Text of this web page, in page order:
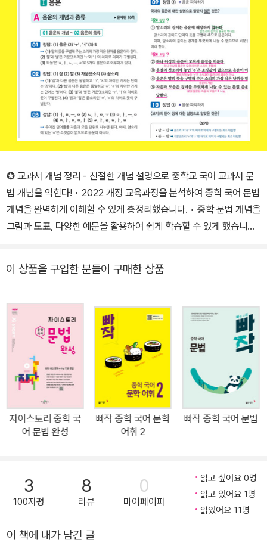
✪ 교과서 개념 정리 - 친절한 개념 설명으로 중학교 국어 교과서 문
법 개념을 익힌다! • 2022 개정 교육과정을 분석하여 중학 국어 문법
개념을 완벽하게 이해할 수 있게 총정리했습니다. • 중학 문법 개념을
그림과 도표, 다양한 예문을 활용하여 쉽게 학습할 수 있게 했습니다.
념 확인 문제를 수록했습니다. • ○X문제, 빈칸 채우기, 선 긋기 문제,
는지 확인할 수 있습니다. • 많은 문제로 문법 개념을 빠르게 익힐 수
있습니다. ✪ 내신 대비 실전 문제 - 학습한 문법 개념을 학교 시험 대
비 문제로 연습한다 • 학습한 개념들을 다양한 문제에 적용하고 응용
하는 능력을 키울 수 있도록 검정고시, 학업성취도 평가 기출문제와
내신 기출 변형 문제를 수록했습니다. • 서술형 문제: 구체적 사례에
적용된 문법 개념을 파악하는 서술형 문제를 통해 학교 시험에 완벽
히 대비할 수 있습니다. ✪ 대단원 종합 문제 - 단원별 종합 문제로 중
간·기말고사 시험을 완벽히 대비한다! • 자주 출제되는 내신 변형 문
시험에서 어떤 유형의 문제가 출제되더라도 당황하지 않고 풀 수 있
는 능력을 길러 줍니다. [대단원 마무리] • 빈칸을 채우면서 단원에서
배운 내용을 다시 정리할 수 있습니다. • 십자말풀이를 풀면서 주요
단원별로 한 번 더 복습한다! • 개념 확인 문제와 유사한 유형으로 문
이 상품을 구입한 분들이 구매한 상품
자이스토리 중학 국
어 문법 완성
빠작 중학 국어 문학
어휘 2
빠작 중학 국어 문법
3
100자평
8
리뷰
0
마이페이퍼
읽고 싶어요 0명
읽고 있어요 1명
읽었어요 11명
이 책에 내가 남긴 글